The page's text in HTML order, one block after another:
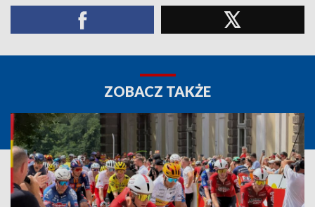
ZOBACZ TAKŻE